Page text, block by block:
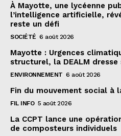
À Mayotte, une lycéenne
l’intelligence artificielle,
reste un défi
SOCIÉTÉ 6 août 2026
Mayotte : Urgences
structurel, la DEALM dresse
ENVIRONNEMENT 6 août 2026
Fin du mouvement social à
FIL INFO 5 août 2026
La CCPT lance une
de composteurs individuels